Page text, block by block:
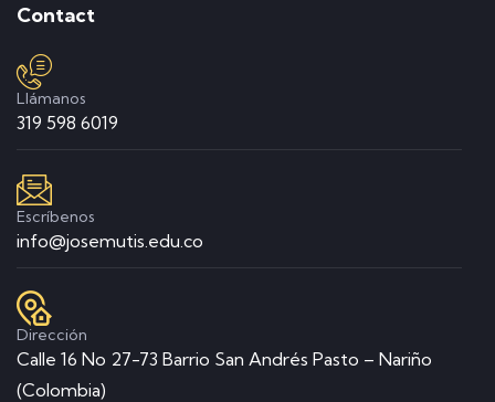
Contact
Llámanos
319 598 6019
Escríbenos
info@josemutis.edu.co
Dirección
Calle 16 No 27-73 Barrio San Andrés Pasto – Nariño
(Colombia)